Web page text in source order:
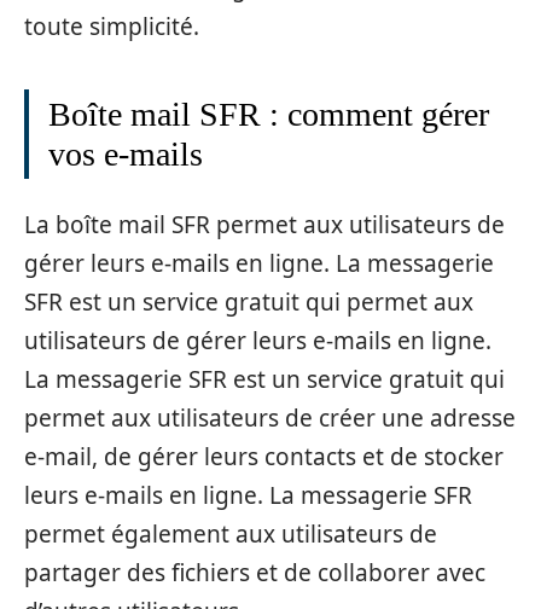
toute simplicité.
Boîte mail SFR : comment gérer
vos e-mails
La boîte mail SFR permet aux utilisateurs de
gérer leurs e-mails en ligne. La messagerie
SFR est un service gratuit qui permet aux
utilisateurs de gérer leurs e-mails en ligne.
La messagerie SFR est un service gratuit qui
permet aux utilisateurs de créer une adresse
e-mail, de gérer leurs contacts et de stocker
leurs e-mails en ligne. La messagerie SFR
permet également aux utilisateurs de
partager des fichiers et de collaborer avec